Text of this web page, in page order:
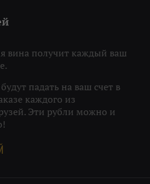
вина получит каждый ваш
будут падать на ваш счет в
каждого из
Эти рубли можно и